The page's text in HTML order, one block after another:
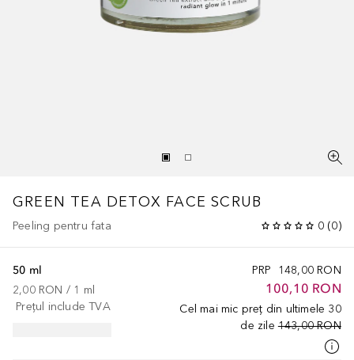
GREEN TEA DETOX FACE SCRUB
Peeling pentru fata 0 (0)
PRP 148,00 RON
100,10 RON
Cel mai mic preț din ultimele 30
de zile 143,00 RON
50 ml
2,00 RON / 1 ml
Prețul include TVA